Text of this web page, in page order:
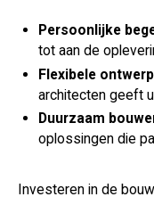
Persoonlijke
tot aan de
Flexibele
architecten geeft
Duurzaam
oplossingen die
Investeren in de